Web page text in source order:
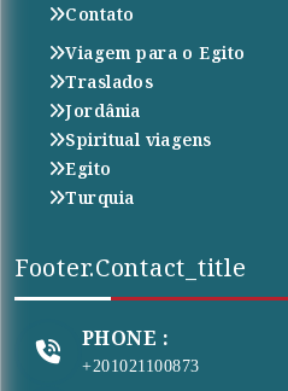
Contato
Viagem para o Egito
Traslados
Jordânia
Spiritual viagens
Egito
Turquia
Footer.contact_title
PHONE :
+201021100873